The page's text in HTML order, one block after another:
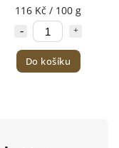
116 Kč / 100 g
Do košíku